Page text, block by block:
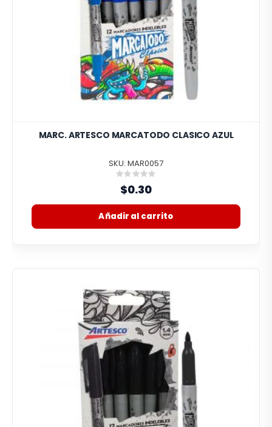
MARC. ARTESCO MARCATODO CLASICO AZUL
SKU: MAR0057
Rating:
0%
$0.30
Añadir al carrito